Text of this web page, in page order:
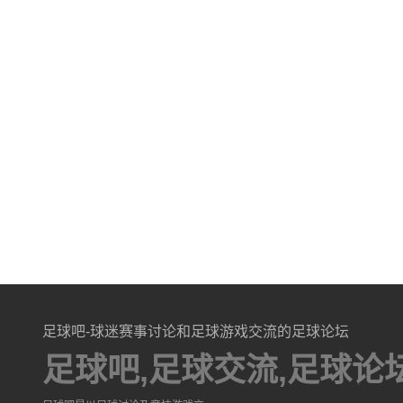
足球吧-球迷赛事讨论和足球游戏交流的足球论坛
足球吧,足球交流,足球论